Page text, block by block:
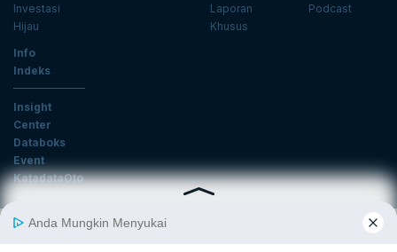
Investasi
Hijau
Laporan
Khusus
Podcast
Info
Indeks
Insight
Center
Databoks
Event
KatadataOto
Langganan Newsletter